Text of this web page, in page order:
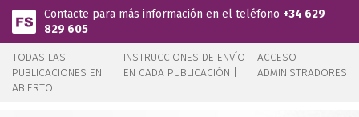
Pasar al contenido principal
Contacte para más información en el teléfono +34 629
829 605
TODAS LAS
PUBLICACIONES EN
ABIERTO |
INSTRUCCIONES DE ENVÍO
EN CADA PUBLICACIÓN |
ACCESO
ADMINISTRADORES